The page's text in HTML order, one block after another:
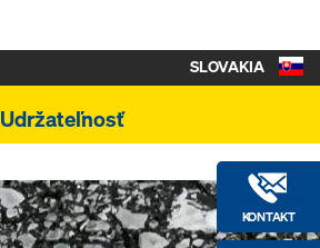
Udržateľnosť
KONTAKT
SLOVAKIA